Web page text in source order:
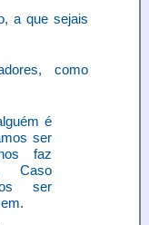
a que sejais
como
é
ser
faz
Caso
ser